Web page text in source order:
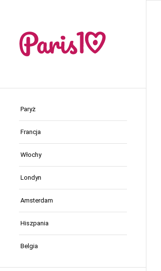
Paryż
Francja
Włochy
Londyn
Amsterdam
Hiszpania
Belgia